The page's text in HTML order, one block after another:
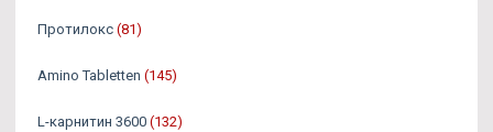
Протилокс (81)
Amino Tabletten (145)
L-карнитин 3600 (132)